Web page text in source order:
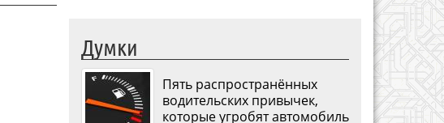
Думки
Пять распространённых
водительских привычек,
которые угробят автомобиль